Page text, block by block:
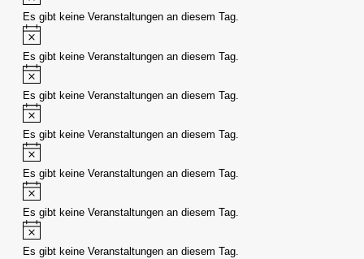
Es gibt keine Veranstaltungen an diesem Tag.
Hinweis
Es gibt keine Veranstaltungen an diesem Tag.
Hinweis
Es gibt keine Veranstaltungen an diesem Tag.
Hinweis
Es gibt keine Veranstaltungen an diesem Tag.
Hinweis
Es gibt keine Veranstaltungen an diesem Tag.
Hinweis
Es gibt keine Veranstaltungen an diesem Tag.
Hinweis
Es gibt keine Veranstaltungen an diesem Tag.